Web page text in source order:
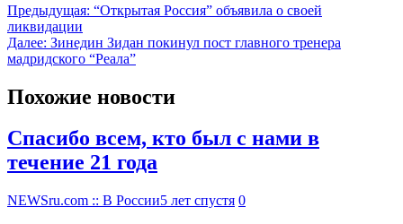
Предыдущая: “Открытая Россия” объявила о своей
ликвидации
Далее: Зинедин Зидан покинул пост главного тренера
мадридского “Реала”
Похожие новости
Спасибо всем, кто был с нами в
течение 21 года
NEWSru.com :: В России5 лет спустя 0